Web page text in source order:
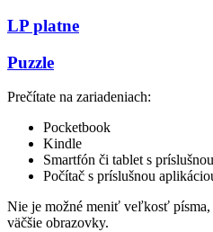
LP platne
Puzzle
Prečítate na zariadeniach:
Pocketbook
Kindle
Smartfón či tablet s
Počítač s príslušnou
Nie je možné meniť veľkosť
väčšie obrazovky.